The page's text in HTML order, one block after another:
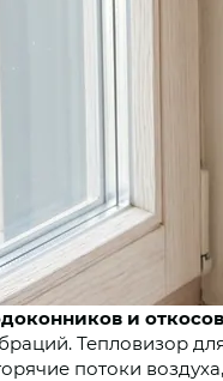
и
Тепловизор
потоки